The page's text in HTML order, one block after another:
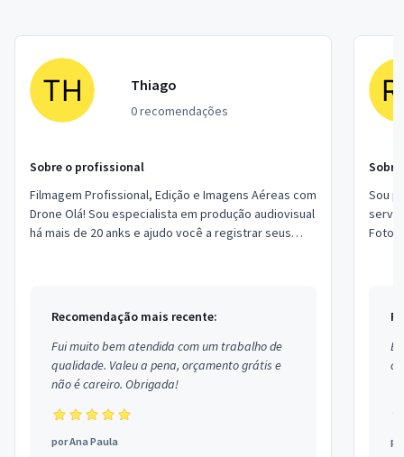
Thiago
0 recomendações
Sobre o profissional
Filmagem Profissional, Edição e Imagens Aéreas com
Drone Olá! Sou especialista em produção audiovisual
há mais de 20 anks e ajudo você a registrar seus
Recomendação mais recente:
Fui muito bem atendida com um trabalho de
qualidade. Valeu a pena, orçamento grátis e
não é careiro. Obrigada!
porAna Paula
Sou